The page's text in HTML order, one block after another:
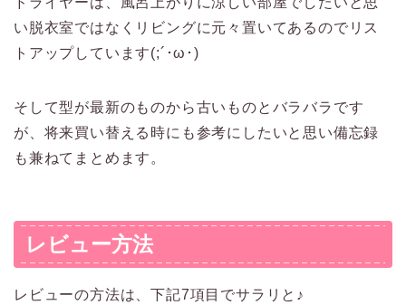
い脱衣室ではなくリビングに元々置いてあるのでリス
トアップしています(;´･ω･)
そして型が最新のものから古いものとバラバラです
が、将来買い替える時にも参考にしたいと思い備忘録
も兼ねてまとめます。
レビュー方法
レビューの方法は、下記7項目でサラリと♪